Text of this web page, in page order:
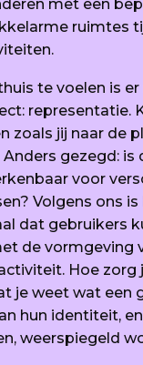
met een
ruimtes
te voelen is er
representatie.
zoals jij naar de
gezegd: is
voor
Volgens ons
dat gebruikers
de vormgeving
Hoe zorg
je weet wat een
hun identiteit,
weerspiegeld